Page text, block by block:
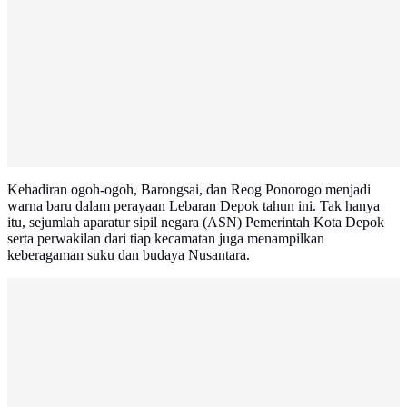
Kehadiran ogoh-ogoh, Barongsai, dan Reog Ponorogo menjadi
warna baru dalam perayaan Lebaran Depok tahun ini. Tak hanya
itu, sejumlah aparatur sipil negara (ASN) Pemerintah Kota Depok
serta perwakilan dari tiap kecamatan juga menampilkan
keberagaman suku dan budaya Nusantara.